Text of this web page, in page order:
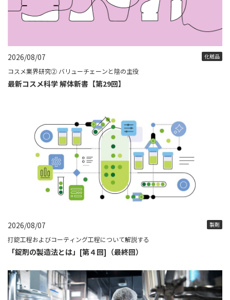
2026/08/07 化粧品
コスメ業界研究② バリューチェーンと陰の主役
最新コスメ科学 解体新書【第29回】
2026/08/07 製剤
打錠工程およびコーティング工程について解説する
「錠剤の製造法とは」[第４回]（最終回）